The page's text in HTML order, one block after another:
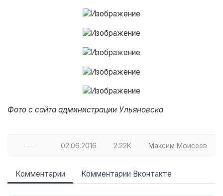
Фото с сайта администрации Ульяновска
— 02.06.2016 2.22K Максим Моисеев
Комментарии Комментарии Вконтакте